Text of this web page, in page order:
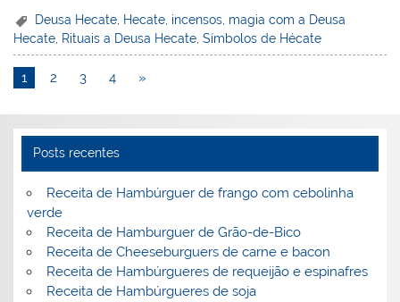
er
e
st
k
e
dI
c
e
o
k
itt
er
ai
l
h
o
ai
l
t
ar
e
Deusa Hecate Hecate incensos magia com a Deusa
Hecate Rituais a Deusa Hecate ,Símbolos de Hécate
1 2 3 4 »
Posts recentes
Receita de Hambúrguer de frango com cebolinha
verde
Receita de Hamburguer de Grão-de-Bico
Receita de Cheeseburguers de carne e bacon
Receita de Hambúrgueres de requeijão e espinafres
Receita de Hambúrgueres de soja